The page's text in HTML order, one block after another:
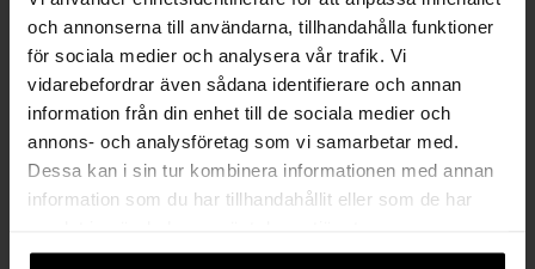
och annonserna till användarna, tillhandahålla funktioner
för sociala medier och analysera vår trafik. Vi
vidarebefordrar även sådana identifierare och annan
information från din enhet till de sociala medier och
annons- och analysföretag som vi samarbetar med.
Dessa kan i sin tur kombinera informationen med annan
information som du har tillhandahållit eller som de har
SAMLA BONUS I KUNDKLUBBEN
Håll dig uppdaterad